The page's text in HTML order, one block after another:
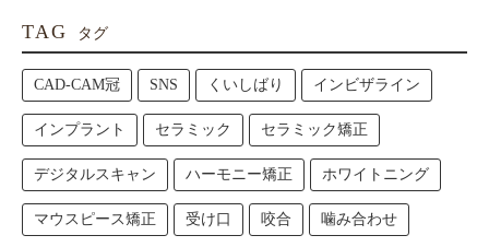
TAG タグ
CAD-CAM冠 SNS くいしばり インビザライン
インプラント セラミック セラミック矯正
デジタルスキャン ハーモニー矯正 ホワイトニング
マウスピース矯正 受け口 咬合 噛み合わせ